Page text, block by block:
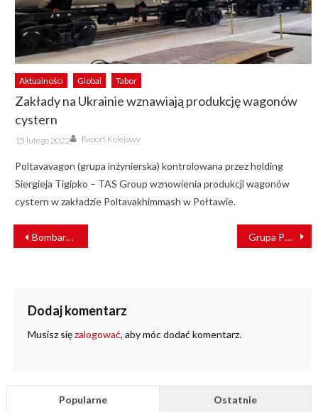
Aktualności Global Tabor
Zakłady na Ukrainie wznawiają produkcję wagonów
cystern
Posted
on
15 lutego 2022 Author
Raport Kolejowy
Poltavavagon (grupa inżynierska) kontrolowana przez holding
Siergieja Tigipko – TAS Group wznowienia produkcji wagonów
cystern w zakładzie Poltavakhimmash w Połtawie.
NAWIGACJA
WPISU
Bombardier prezentuje cele finansowe na najbliższe lata Grupa PKP CARGO dalej będzie wozić węgiel dla Tauron Ciepło
Dodaj komentarz
Musisz sięzalogować, aby móc dodać komentarz.
Popularne Ostatnie